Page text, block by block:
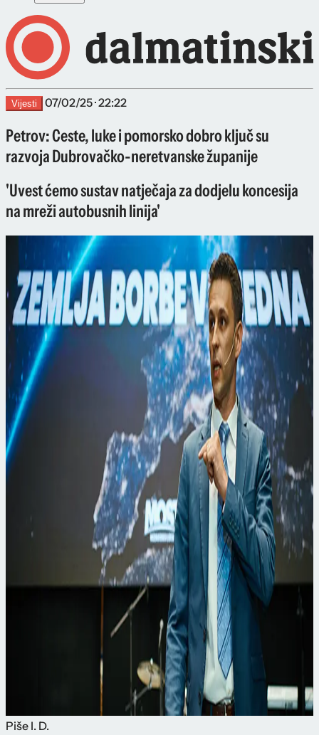
Vijesti 07/02/25 · 22:22
Petrov: Ceste, luke i pomorsko dobro ključ su
razvoja Dubrovačko-neretvanske županije
'Uvest ćemo sustav natječaja za dodjelu koncesija
na mreži autobusnih linija'
Piše I. D.